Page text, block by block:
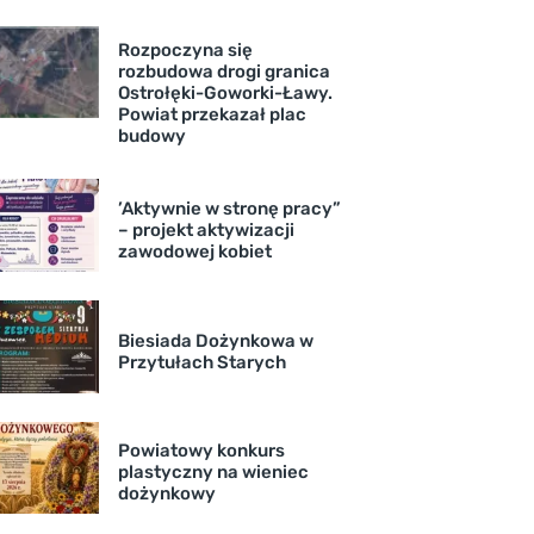
Rozpoczyna się
rozbudowa drogi granica
Ostrołęki-Goworki-Ławy.
Powiat przekazał plac
budowy
’Aktywnie w stronę pracy”
– projekt aktywizacji
zawodowej kobiet
Biesiada Dożynkowa w
Przytułach Starych
Powiatowy konkurs
plastyczny na wieniec
dożynkowy